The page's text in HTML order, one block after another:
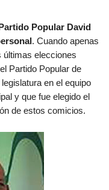
Popular David
. Cuando apenas
últimas elecciones
Partido Popular de
en el equipo
y que fue elegido el
de estos comicios.